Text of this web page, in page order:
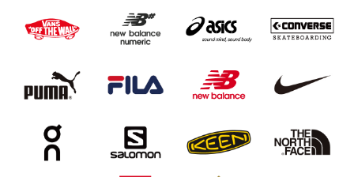
スノーTOP
スケートTOP
CONTENTS SUPPORT